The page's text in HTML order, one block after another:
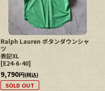
Ralph Lauren ボタンダウンシャ
ツ
表記XL
[E24-6-40]
9,790円(税込)
SOLD OUT